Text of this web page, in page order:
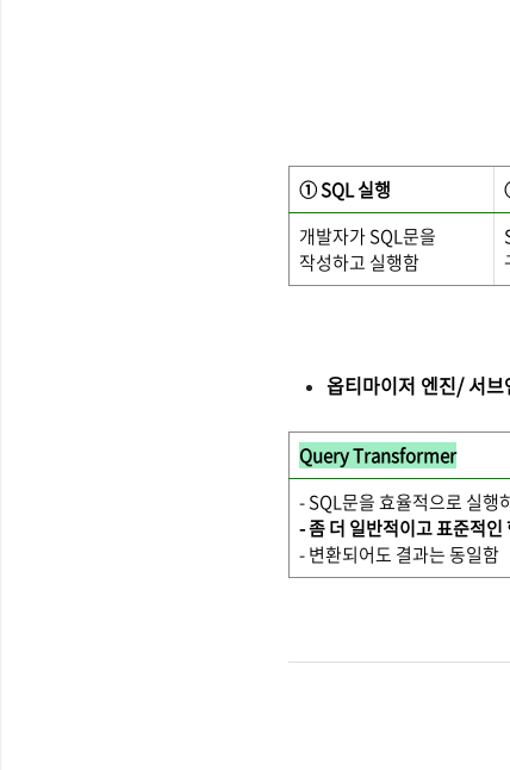
① SQL 실행
개발자가 SQL문을
작성하고 실행함
옵티마이저 엔진/ 서
Query Transformer
- SQL문을 효율적으로 실행
- 좀 더 일반적이고 표준적인
- 변환되어도 결과는 동일함